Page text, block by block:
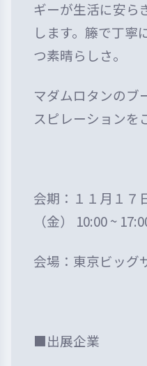
ギーが生活に安ら
します。籐で丁寧
つ素晴らしさ。
マダムロタンのブ
スピレーションを
会期：１１月１
（金） 10:00 ~
会場：東京ビッ
■出展企業